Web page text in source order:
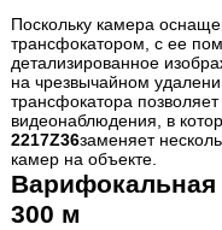
Поскольку камера
трансфокатором, с ее
детализированное
на чрезвычайном
трансфокатора
видеонаблюдения, в
2217Z36заменяет
камер на объекте.
Варифокальная
300 м